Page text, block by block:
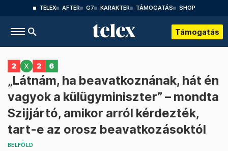
TELEX AFTER G7 KARAKTER TÁMOGATÁS SHOP
Támogatás
„Látnám, ha beavatkoznának, hát én
vagyok a külügyminiszter” – mondta
Szijjártó, amikor arról kérdezték,
tart-e az orosz beavatkozásoktól
BELFÖLD